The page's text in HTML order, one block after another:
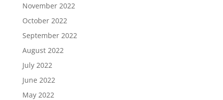
November 2022
October 2022
September 2022
August 2022
July 2022
June 2022
May 2022